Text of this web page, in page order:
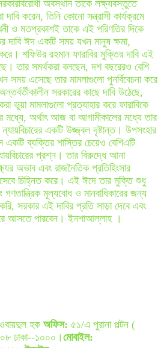
অবস্থান তাকে লক্ষ্যবস্তুতে
করেন, তিনি কোনো সন্ত্রাসী কার্যক্রমে
ও মতপ্রকাশই তাকে এই পরিণতির দিকে
দাবি ঈদ একটি সময় যখন মানুষ ক্ষমা,
শফিউর রহমান ফারাবির মুক্তির দাবি এই
তার সমর্থকরা বলছেন, দশ বছরেরও বেশি
সময় এসেছে তার মামলাগুলো পুনর্বিবেচনা করে
সরকারের কাছে দাবি উঠেছে,
ভুয়া মামলাগুলো প্রত্যাহার করে ফারাবিকে
অর্থাৎ আজ বা আগামীকালের মধ্যে তার
একটি উজ্জ্বল দৃষ্টান্ত। উপসংহার
একটি ব্যক্তির শাস্তির চেয়েও বেশিএটি
প্রশ্ন। তার বিরুদ্ধে আনা
অভাব এবং রাজনৈতিক প্রতিহিংসার
চিহ্নিত করে। এই ঈদে তার মুক্তি শুধু
মূল্যবোধ ও মানবাধিকারের জন্য
সরকার এই দাবির প্রতি সাড়া দেবে এবং
আসতে পারবেন। ইনশাআল্লাহ ।
হকঅফিস: ৫১/এ পুরানা পল্টন (
ঢাকা--১০০০। মোবাইল: